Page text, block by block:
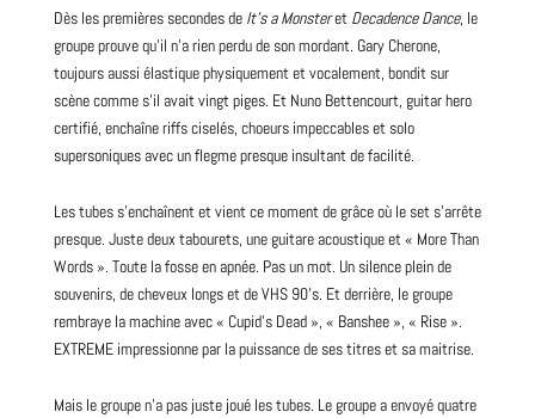
Dès les premières secondes de It’s a Monsteret Decadence Dance, le
groupe prouve qu’il n’a rien perdu de son mordant. Gary Cherone,
toujours aussi élastique physiquement et vocalement, bondit sur
scène comme s’il avait vingt piges. Et Nuno Bettencourt, guitar hero
certifié, enchaîne riffs ciselés, choeurs impeccables et solo
supersoniques avec un flegme presque insultant de facilité.
Les tubes s’enchaînent et vient ce moment de grâce où le set s’arrête
presque. Juste deux tabourets, une guitare acoustique et « More Than
Words ». Toute la fosse en apnée. Pas un mot. Un silence plein de
souvenirs, de cheveux longs et de VHS 90’s. Et derrière, le groupe
rembraye la machine avec « Cupid’s Dead », « Banshee », « Rise ».
EXTREME impressionne par la puissance de ses titres et sa maitrise.
Mais le groupe n’a pas juste joué les tubes. Le groupe a envoyé quatre